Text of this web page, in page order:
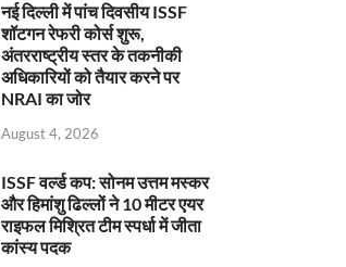
नई दिल्ली में पांच दिवसीय ISSF
शॉटगन रेफरी कोर्स शुरू,
अंतरराष्ट्रीय स्तर के तकनीकी
अधिकारियों को तैयार करने पर
NRAI का जोर
August 4, 2026
ISSF वर्ल्ड कप: सोनम उत्तम मस्कर
और हिमांशु ढिल्लों ने 10 मीटर एयर
राइफल मिश्रित टीम स्पर्धा में जीता
कांस्य पदक